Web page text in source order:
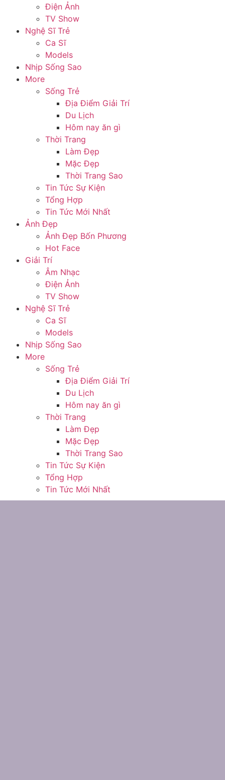
Điện Ảnh
TV Show
Nghệ Sĩ Trẻ
Ca Sĩ
Models
Nhịp Sống Sao
More
Sống Trẻ
Địa Điểm Giải Trí
Du Lịch
Hôm nay ăn gì
Thời Trang
Làm Đẹp
Mặc Đẹp
Thời Trang Sao
Tin Tức Sự Kiện
Tổng Hợp
Tin Tức Mới Nhất
Ảnh Đẹp
Ảnh Đẹp Bốn Phương
Hot Face
Giải Trí
Âm Nhạc
Điện Ảnh
TV Show
Nghệ Sĩ Trẻ
Ca Sĩ
Models
Nhịp Sống Sao
More
Sống Trẻ
Địa Điểm Giải Trí
Du Lịch
Hôm nay ăn gì
Thời Trang
Làm Đẹp
Mặc Đẹp
Thời Trang Sao
Tin Tức Sự Kiện
Tổng Hợp
Tin Tức Mới Nhất